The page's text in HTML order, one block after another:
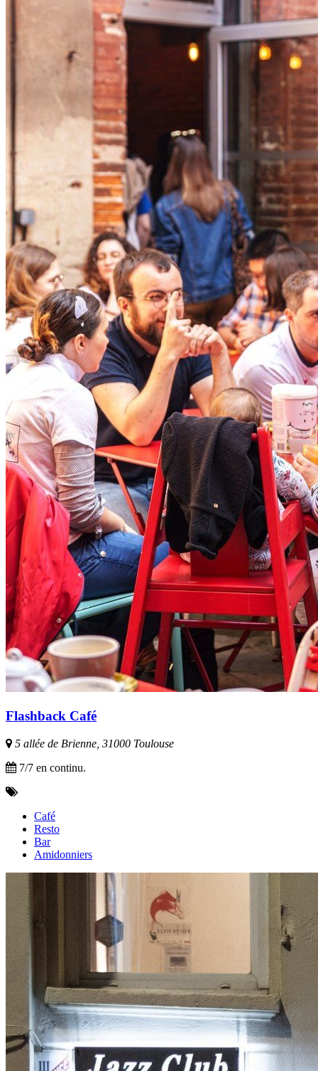
Flashback Café
5 allée de Brienne, 31000 Toulouse
7/7 en continu.
Café
Resto
Bar
Amidonniers